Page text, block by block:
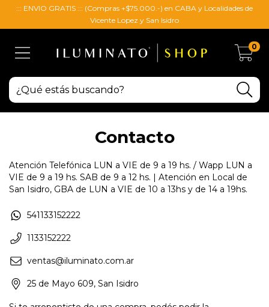
::: ENVIO GRATIS ::: (Compras +$75.000.-) en CABA y Localidades de
Vicente Lopez y San Isidro
0
Contacto
Atención Telefónica LUN a VIE de 9 a 19 hs. / Wapp LUN a
VIE de 9 a 19 hs. SAB de 9 a 12 hs. | Atención en Local de
San Isidro, GBA de LUN a VIE de 10 a 13hs y de 14 a 19hs.
541133152222
1133152222
ventas@iluminato.com.ar
25 de Mayo 609, San Isidro